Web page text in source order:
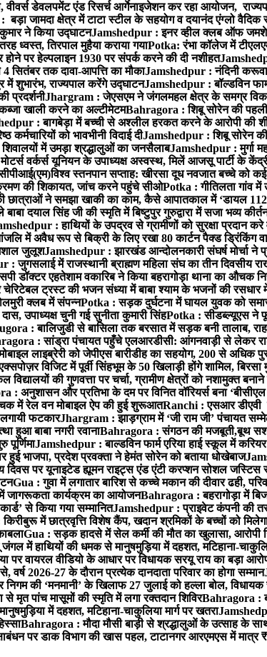
डेवलपमेंट एंड रिसर्च आर्गेनाइजेशन कर रहा आयोजन,
जामदा क्षेत्र में टाटा स्टील के सहयोग व दयानंद एंग्लो
कुमार ने किया उद्घाटनJamshedpur : इनर व्हील क्लब ऑफ
ध्वस्त, तिरपाल मुहैया कराया गयाPotka: रंभा कॉलेज में
पर हेल्पलाइन 1930 पर संपर्क करने की दी नशीहत
सितंबर तक दावा-आपत्ति का मौकाJamshedpur : नंदिनी करूवा
में शुभारंभ, राज्यपाल करेंगे उद्घाटनJamshedpur : बॉल्डविन
प्रदर्शनीJhargram : जेएसएम ने जंगलमहल क्षेत्र के समग्र
खाली करने का अल्टीमेटमBahragora : शिबू सोरेन की पहली
: बागबेड़ा में बच्ची से अश्लील हरकत करने के आरोपी की
कर्मचारियों को भावभीनी विदाई दीJamshedpur : शिबू सोरेन की
शिवालयों में उमड़ा श्रद्धालुओं का जनसैलाबJamshedpur : मुर्गा
वर्कर्स यूनियन के उपाध्यक्ष अस्वस्थ, मिलें आजसू पार्टी के
विश्व स्तनपान सप्ताह: खीरसा दूध नवजात बच्चे को कई
की शिकायत, जांच करने पहुंचे सीओPotka : गीतिलता गांव
ने समझा खाकी का काम, कैसे आपातकाल में ‘डायल 112’
दयाल सिंह जी की स्मृति में बिष्टुपुर गुरुद्वारा में सजा भव्य
: हाथियों के उपद्रव से ग्रामीणों को सुरक्षा प्रदान करे
में अवैध रूप से बिक्री के लिए रखा 80 कार्टन पैक्ड ड्रिंकिंग
जुलूशJamshedpur : झारखंड आन्दोलनकारी संघर्ष मोर्चा ने
: जुगसलाई में राजस्थानी ब्राह्मण महिला संघ का तीन दिवसीय
डॉक्टर एहतेशाम वकारिब ने किया बहरागोड़ा थाना का औचक
चेरिटेबल ट्रस्ट की भजन संध्या में बाबा श्याम के भजनों की रसधार
क्लब में संपन्नPotka : सड़क दुर्घटना में घायल युवक को
उपाध्यक्ष चुनी गई सुनीता कुमारी सिंहPotka : सीडब्ल्यूएस ने
: बालिजुडी से बासिला तक बरसात में सड़क बनी तालाब,
: सांड्रा पंचायत पहुँचे एलआरडीसी: आंगनवाड़ी से लेकर
लाइब्रेरी को जेपीएस बारीडीह का सहयोग, 200 से अधिक
विजिट में पूर्वी सिंहभूम के 50 खिलाड़ी होंगे शामिल,
की गुणवत्ता पर चर्चा, ग्रामीण क्षेत्रों को नशामुक्त
: अनुशासन और प्रतिभा के दम पर विनित वॉरियर्स बना
में रेल वन मोबाइल ऐप की हुई शुरूआतRanchi : एसआर डीएवी
फटकारJhargram : झाड़ग्राम में ‘जी राम जी’ पंचायत
हुआ बाबा नगरी रवानाBahragora : संगठन की मजबूती,बूथ
पूर्णिमाJamshedpur : बाल्डविन फार्म एरिया हाई स्कूल में
भाजपा, प्रदेश प्रवक्ता ने हेमंत सोरेन को बताया धोखेबाज
पर यूनाइटेड ह्यूमन राइट्स एंड एंटी करप्शन सोशल जस्टिस
Gua : गुवा में लगातार बारिश से कच्चे मकान की दीवार ढही,
जागरूकता कार्यक्रम का आयोजनBahragora : बहरागोड़ा में
से किया गया सम्मानितJamshedpur : प्राइवेट कंपनी की
में छात्रवृत्ति विशेष कैंप, खदान श्रमिकों के बच्चों को
Gua : सड़क हादसे में सेल कर्मी की मौत का खुलासा, आरोपी
में हाथियों की धमक से मानुषमुड़िया में दहशत, मटिहाना-
पर वायरल वीडियो के आधार पर विधायक सरयू राय का बड़ा
2026-27 के दौरान प्रत्येक दानदाता परिवार का होगा सम्मान
की ‘मनमानी’ के खिलाफ 27 जुलाई को हल्ला बोल, विधायक
मृत पांच मासूमों की स्मृति में लगा रक्तदान शिविरBahragora :
में दहशत, मटिहाना-चाकुलिया मार्ग पर खतरा
Bahragora : मौदा मौसी बाड़ी से श्रद्धालुओं के उत्साह के
पर डाक विभाग की खास पहल, टाटानगर आरएमएस में मात्र